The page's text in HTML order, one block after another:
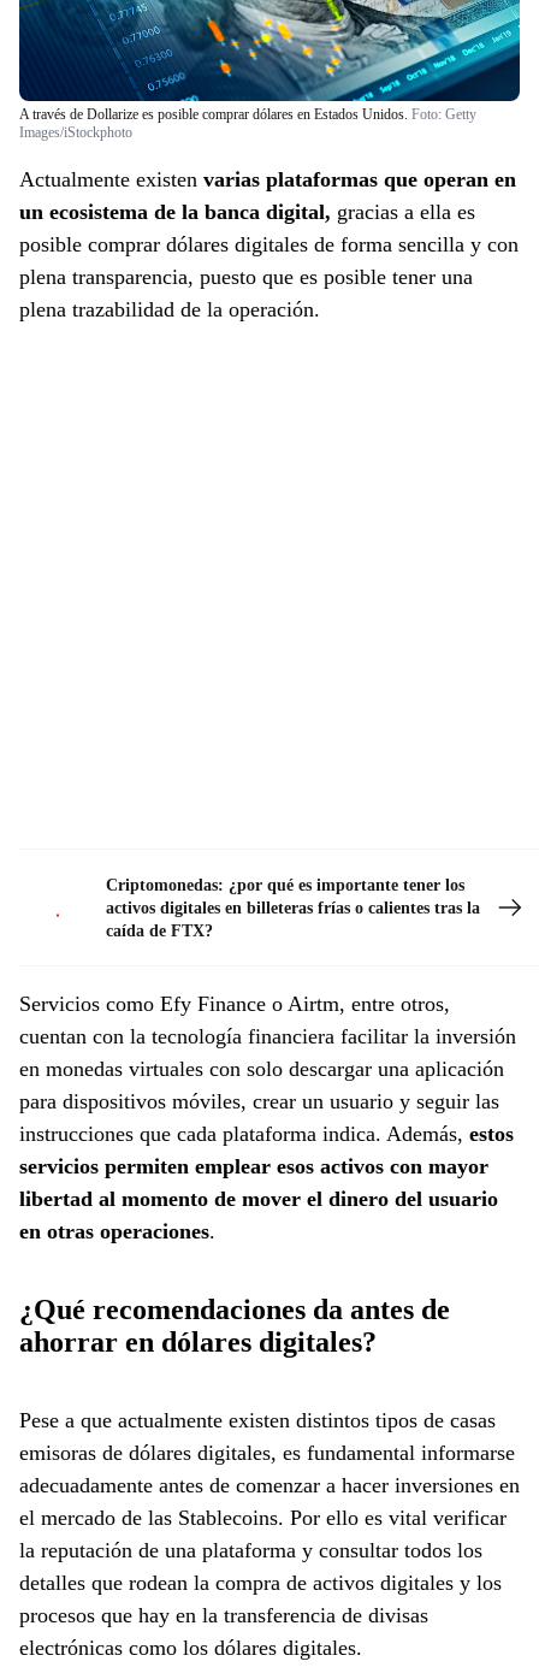
A través de Dollarize es posible comprar dólares en Estados Unidos. Foto: Getty
Images/iStockphoto
Actualmente existen varias plataformas que operan en
un ecosistema de la banca digital, gracias a ella es
posible comprar dólares digitales de forma sencilla y con
plena transparencia, puesto que es posible tener una
plena trazabilidad de la operación.
Criptomonedas: ¿por qué es importante tener los
activos digitales en billeteras frías o calientes tras la
caída de FTX?
Servicios como Efy Finance o Airtm, entre otros,
cuentan con la tecnología financiera facilitar la inversión
en monedas virtuales con solo descargar una aplicación
para dispositivos móviles, crear un usuario y seguir las
instrucciones que cada plataforma indica. Además, estos
servicios permiten emplear esos activos con mayor
libertad al momento de mover el dinero del usuario
en otras operaciones.
¿Qué recomendaciones da antes de
ahorrar en dólares digitales?
Pese a que actualmente existen distintos tipos de casas
emisoras de dólares digitales, es fundamental informarse
adecuadamente antes de comenzar a hacer inversiones en
el mercado de las Stablecoins. Por ello es vital verificar
la reputación de una plataforma y consultar todos los
detalles que rodean la compra de activos digitales y los
procesos que hay en la transferencia de divisas
electrónicas como los dólares digitales.